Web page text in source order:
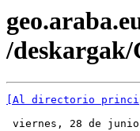
/deskargak/
[Al directorio
viernes, 28 de